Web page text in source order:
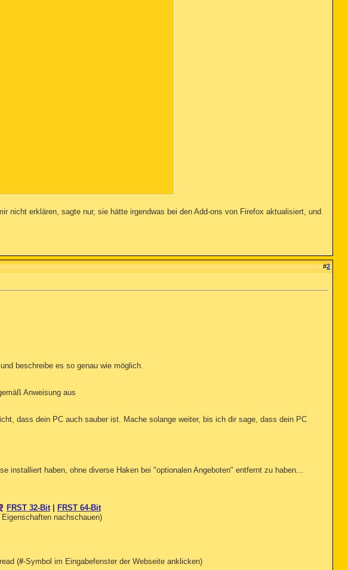
, [208885d9cccd95a1548495fd8280fb05],
, [9810055967329e98f6e2efa31be7a65a],
, [9810055967329e98f6e2efa31be7a65a],
A52F-44473CBD3ABF}, , [1f89035b3762241204d68f48de25db25],
, [38705fffacede6507aa89b1e6e944ab6],
, [dfc9213d6a2ff640f62c03b6ec1601ff],
, [792f312d4554ba7c7caa05e4af53f10f],
, [792f312d4554ba7c7caa05e4af53f10f],
, [792f312d4554ba7c7caa05e4af53f10f],
, [792f312d4554ba7c7caa05e4af53f10f],
, [792f312d4554ba7c7caa05e4af53f10f],
437F-9499-360681287A98}, , [b3f50d51f8a19f97af9134d40203e818],
B4CB-B247FA111C1B}, , [feaaa3bb68319e98eb55ff0960a505fb],
678715BEC1DF}, , [bdebe87628718fa70739b94fe91cd729],
678715BEC1DF}\{E677C175-E984-4457-97B0-F4BBE964E75E}.bin, ,
9499-360681287A98}\{D5A4C074-0396-4C58-B67A-
B4CB-B247FA111C1B}\{4E94D0B9-628A-4694-A6C3-
A52F-44473CBD3ABF}\ccpflaggdlmdiohdibjhdjanmnlhiibnkrx, ,
nicht erklären, sagte nur, sie hätte irgendwas bei den Add-ons von Firefox aktualisiert, und
#2
beschreibe es so genau wie möglich.
Anweisung aus
dass dein PC auch sauber ist. Mache solange weiter, bis ich dir sage, dass dein PC
installiert haben, ohne diverse Haken bei "optionalen Angeboten" entfernt zu haben...
FRST 32-Bit
FRST 64-Bit
nachschauen)
(#-Symbol im Eingabefenster der Webseite anklicken)